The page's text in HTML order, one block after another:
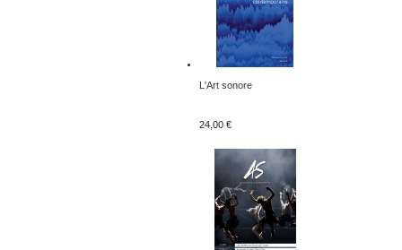
L'Art sonore
24,00 €